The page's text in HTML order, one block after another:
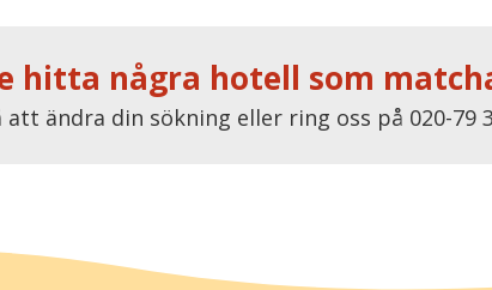
hitta några hotell som
att ändra din sökning eller ring oss på 020-79